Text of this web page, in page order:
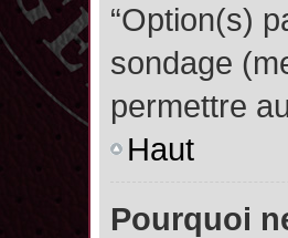
“Option(s)
sondage
permettre
Haut
Pourquoi